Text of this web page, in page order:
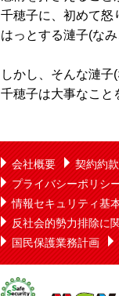
千穂子に、初めて怒
はっとする漣子(なみ
しかし、そんな漣子
千穂子は大事なこと
会社概要 契約約款
プライバシーポリシ
情報セキュリティ基
反社会的勢力排除に
国民保護業務計画